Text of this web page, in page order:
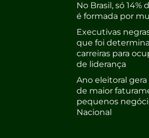
No Brasil, só 14%
é formada por
Executivas
que foi
carreiras para
de liderança
Ano eleitoral
de maior
pequenos
Nacional